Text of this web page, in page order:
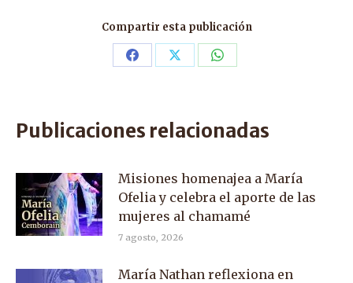
Compartir esta publicación
Share Share Share
Publicaciones relacionadas
Misiones homenajea a María
Ofelia y celebra el aporte de las
mujeres al chamamé
7 agosto, 2026
María Nathan reflexiona en